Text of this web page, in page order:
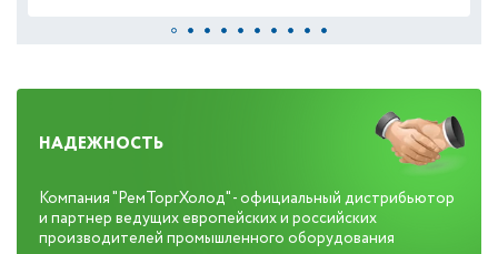
НАДЕЖНОСТЬ
Компания "РемТоргХолод" - официальный дистрибьютор
и партнер ведущих европейских и российских
производителей промышленного оборудования